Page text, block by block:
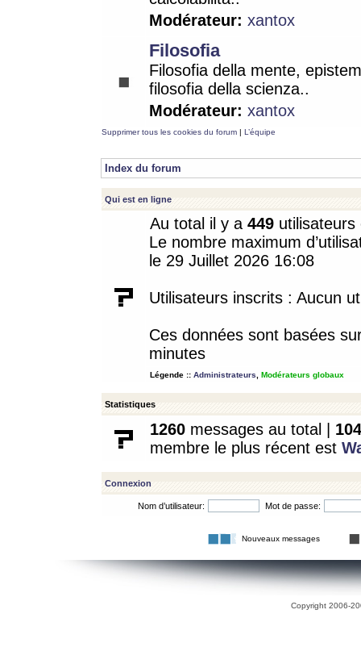
Modérateur: xantox
Filosofia
Filosofia della mente,
filosofia della scienza..
Modérateur: xantox
Supprimer tous les cookies du forum | L’équipe
Index du forum
Qui est en ligne
Au total il y a 449
Le nombre maximum
le 29 Juillet 2026 16:08
Utilisateurs inscrits : Aucun
Ces données sont basées
minutes
Légende :: Administrateurs Modérateurs globaux
Statistiques
1260 messages au total | 104
membre le plus récent est
Connexion
Nom d’utilisateur: Mot de passe:
Nouveaux messages
Copyright 2006-